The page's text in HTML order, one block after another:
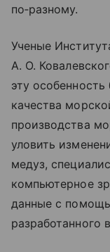
по‑разному.
Ученые
А. О.
эту
качества
производства
уловить
медуз,
компьютерное
данные с
разработанного